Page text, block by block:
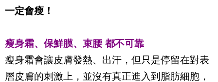
一定會瘦！
瘦身霜、保鮮膜、束腰 都不可靠
瘦身霜會讓皮膚發熱、出汗，但只是停留在對表
層皮膚的刺激上，並沒有真正進入到脂肪細胞，